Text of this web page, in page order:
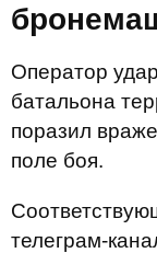
Оператор
батальона
поразил
поле боя.
телеграм-